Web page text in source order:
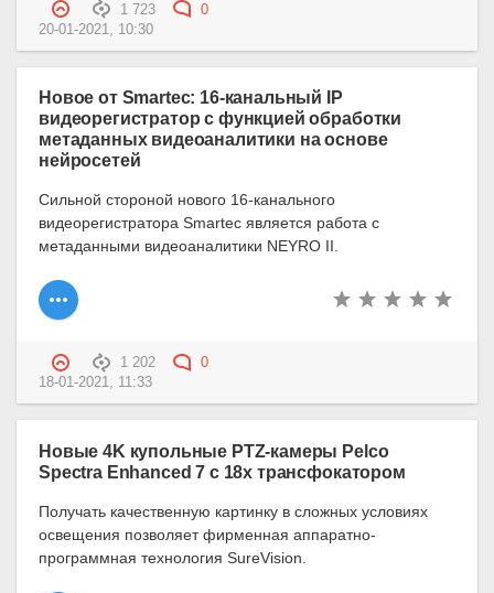
1 723
0
20-01-2021, 10:30
Новое от Smartec: 16-канальный IP
видеорегистратор с функцией обработки
метаданных видеоаналитики на основе
нейросетей
Сильной стороной нового 16-канального
видеорегистратора Smartec является работа с
метаданными видеоаналитики NEYRO II.
1 202
0
18-01-2021, 11:33
Новые 4K купольные PTZ-камеры Pelco
Spectra Enhanced 7 с 18x трансфокатором
Получать качественную картинку в сложных условиях
освещения позволяет фирменная аппаратно-
программная технология SureVision.